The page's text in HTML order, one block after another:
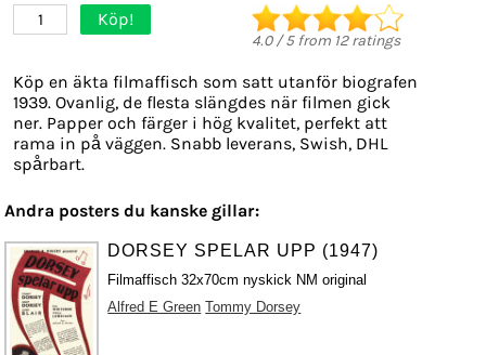
1 Köp!
4.0/5from 12ratings
Köp en äkta filmaffisch som satt utanför biografen
1939. Ovanlig, de flesta slängdes när filmen gick
ner. Papper och färger i hög kvalitet, perfekt att
rama in på väggen. Snabb leverans, Swish, DHL
spårbart.
Andra posters du kanske gillar:
DORSEY SPELAR UPP (1947)
Filmaffisch 32x70cm nyskick NM original
Alfred E Green Tommy Dorsey